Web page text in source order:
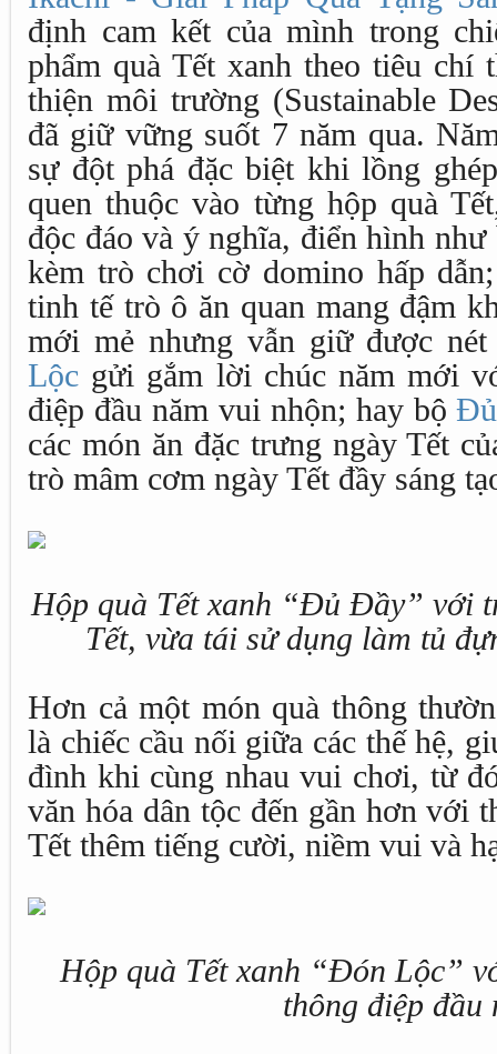
định cam kết của mình trong
phẩm quà Tết xanh theo tiêu chí
thiện môi trường (Sustainable
đã giữ vững suốt 7 năm qua.
sự đột phá đặc biệt khi lồng
quen thuộc vào từng hộp quà
độc đáo và ý nghĩa, điển hình
kèm trò chơi cờ domino hấp
tinh tế trò ô ăn quan mang đậm
mới mẻ nhưng vẫn giữ được
Lộc gửi gắm lời chúc năm mới
điệp đầu năm vui nhộn; hay bộ
các món ăn đặc trưng ngày Tết
trò mâm cơm ngày Tết đầy sáng
Hộp quà Tết xanh “Đủ Đầy” với
Tết, vừa tái sử dụng làm tủ
Hơn cả một món quà thông
là chiếc cầu nối giữa các thế hệ,
đình khi cùng nhau vui chơi, từ
văn hóa dân tộc đến gần hơn với
Tết thêm tiếng cười, niềm vui và
Hộp quà Tết xanh “Đón Lộc”
thông điệp đầu